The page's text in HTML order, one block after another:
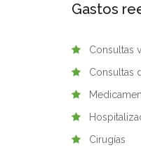
Gastos
Consultas
Consultas
Cirugías